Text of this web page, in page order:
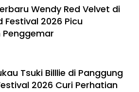
Wendy Red Velvet di
Festival 2026 Picu
Tsuki Billlie di Panggung
2026 Curi Perhatian